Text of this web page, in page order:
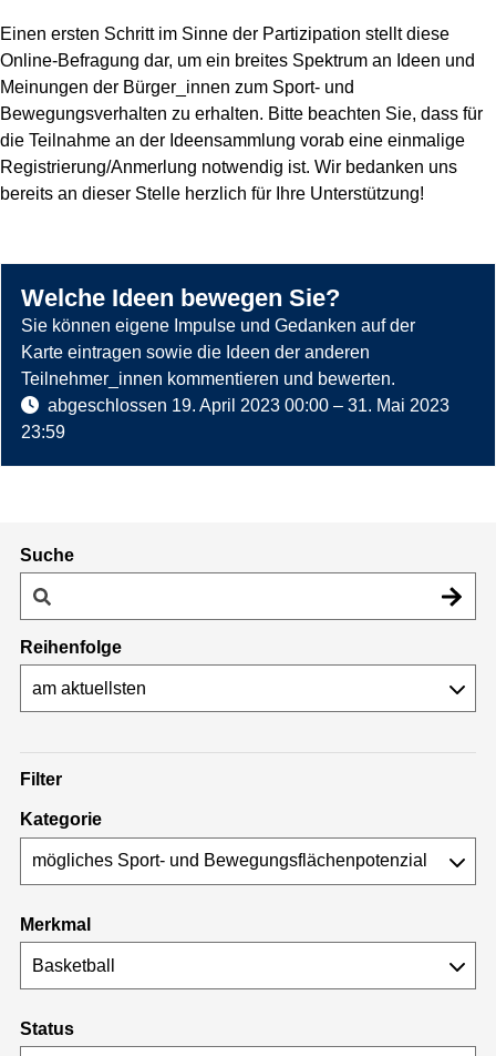
Einen ersten Schritt im Sinne der Partizipation stellt diese
Online-Befragung dar, um ein breites Spektrum an Ideen und
Meinungen der Bürger_innen zum Sport- und
Bewegungsverhalten zu erhalten. Bitte beachten Sie, dass für
die Teilnahme an der Ideensammlung vorab eine einmalige
Registrierung/Anmerlung notwendig ist. Wir bedanken uns
bereits an dieser Stelle herzlich für Ihre Unterstützung!
Welche Ideen bewegen Sie?
Sie können eigene Impulse und Gedanken auf der
Karte eintragen sowie die Ideen der anderen
Teilnehmer_innen kommentieren und bewerten.
abgeschlossen 19. April 2023 00:00 – 31. Mai 2023
23:59
Suche
Reihenfolge
Filter
Kategorie
Merkmal
Status
folgt
Ende
der